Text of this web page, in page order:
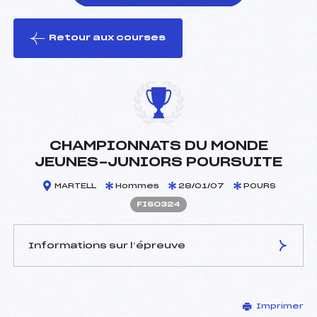
le ski
Retour aux courses
CHAMPIONNATS DU MONDE
JEUNES-JUNIORS POURSUITE
MARTELL Hommes 28/01/07 POURS
FIS0324
Informations sur l’épreuve
–
Imprimer